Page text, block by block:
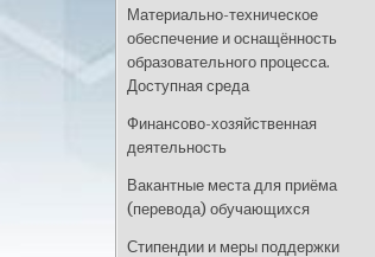
Материально-техническое
обеспечение и оснащённость
образовательного процесса.
Доступная среда
Финансово-хозяйственная
деятельность
Вакантные места для приёма
(перевода) обучающихся
Стипендии и меры поддержки